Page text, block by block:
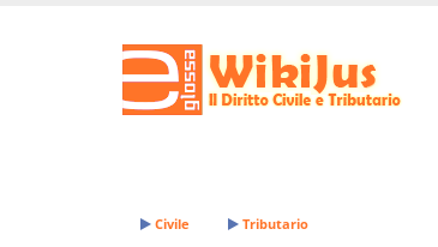
Civile Tributario